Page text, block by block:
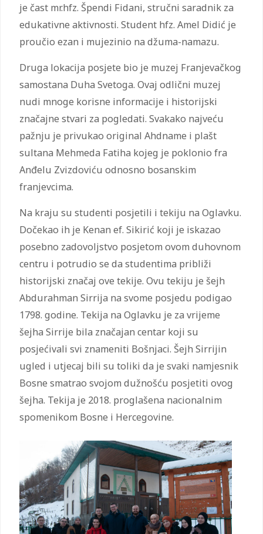
je čast mr.hfz. Špendi Fidani, stručni saradnik za
edukativne aktivnosti. Student hfz. Amel Didić je
proučio ezan i mujezinio na džuma-namazu.
Druga lokacija posjete bio je muzej Franjevačkog
samostana Duha Svetoga. Ovaj odlični muzej
nudi mnoge korisne informacije i historijski
značajne stvari za pogledati. Svakako najveću
pažnju je privukao original Ahdname i plašt
sultana Mehmeda Fatiha kojeg je poklonio fra
Anđelu Zvizdoviću odnosno bosanskim
franjevcima.
Na kraju su studenti posjetili i tekiju na Oglavku.
Dočekao ih je Kenan ef. Sikirić koji je iskazao
posebno zadovoljstvo posjetom ovom duhovnom
centru i potrudio se da studentima približi
historijski značaj ove tekije. Ovu tekiju je šejh
Abdurahman Sirrija na svome posjedu podigao
1798. godine. Tekija na Oglavku je za vrijeme
šejha Sirrije bila značajan centar koji su
posjećivali svi znameniti Bošnjaci. Šejh Sirrijin
ugled i utjecaj bili su toliki da je svaki namjesnik
Bosne smatrao svojom dužnošću posjetiti ovog
šejha. Tekija je 2018. proglašena nacionalnim
spomenikom Bosne i Hercegovine.